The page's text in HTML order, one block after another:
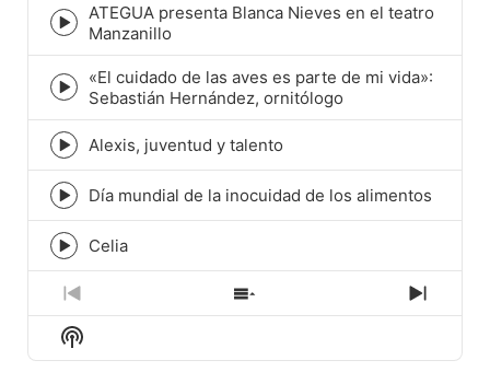
Episode
play
icon
ATEGUA presenta Blanca Nieves en el teatro
Manzanillo
Episode
play
icon
«El cuidado de las aves es parte de mi vida»:
Sebastián Hernández, ornitólogo
Episode
play
icon
Alexis, juventud y talento
Episode
play
icon
Día mundial de la inocuidad de los alimentos
Episode
play
icon
Celia
Previous
Episode
Show
Episodes
Next
Show
Podcast